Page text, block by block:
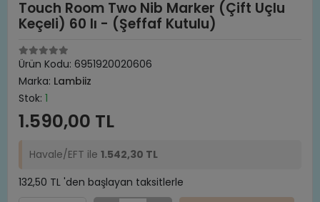
Touch Room Two Nib Marker (Çift Uçlu
Keçeli) 60 lı - (Şeffaf Kutulu)
Ürün Kodu: 6951920020606
Marka: Lambiiz
Stok: 1
1.590,00 TL
Havale/EFT ile 1.542,30 TL
132,50 TL 'den başlayan taksitlerle